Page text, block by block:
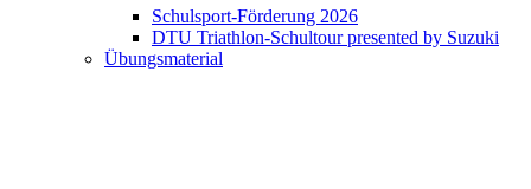
Schulsport-Förderung 2026
DTU Triathlon-Schultour presented by Suzuki
Übungsmaterial